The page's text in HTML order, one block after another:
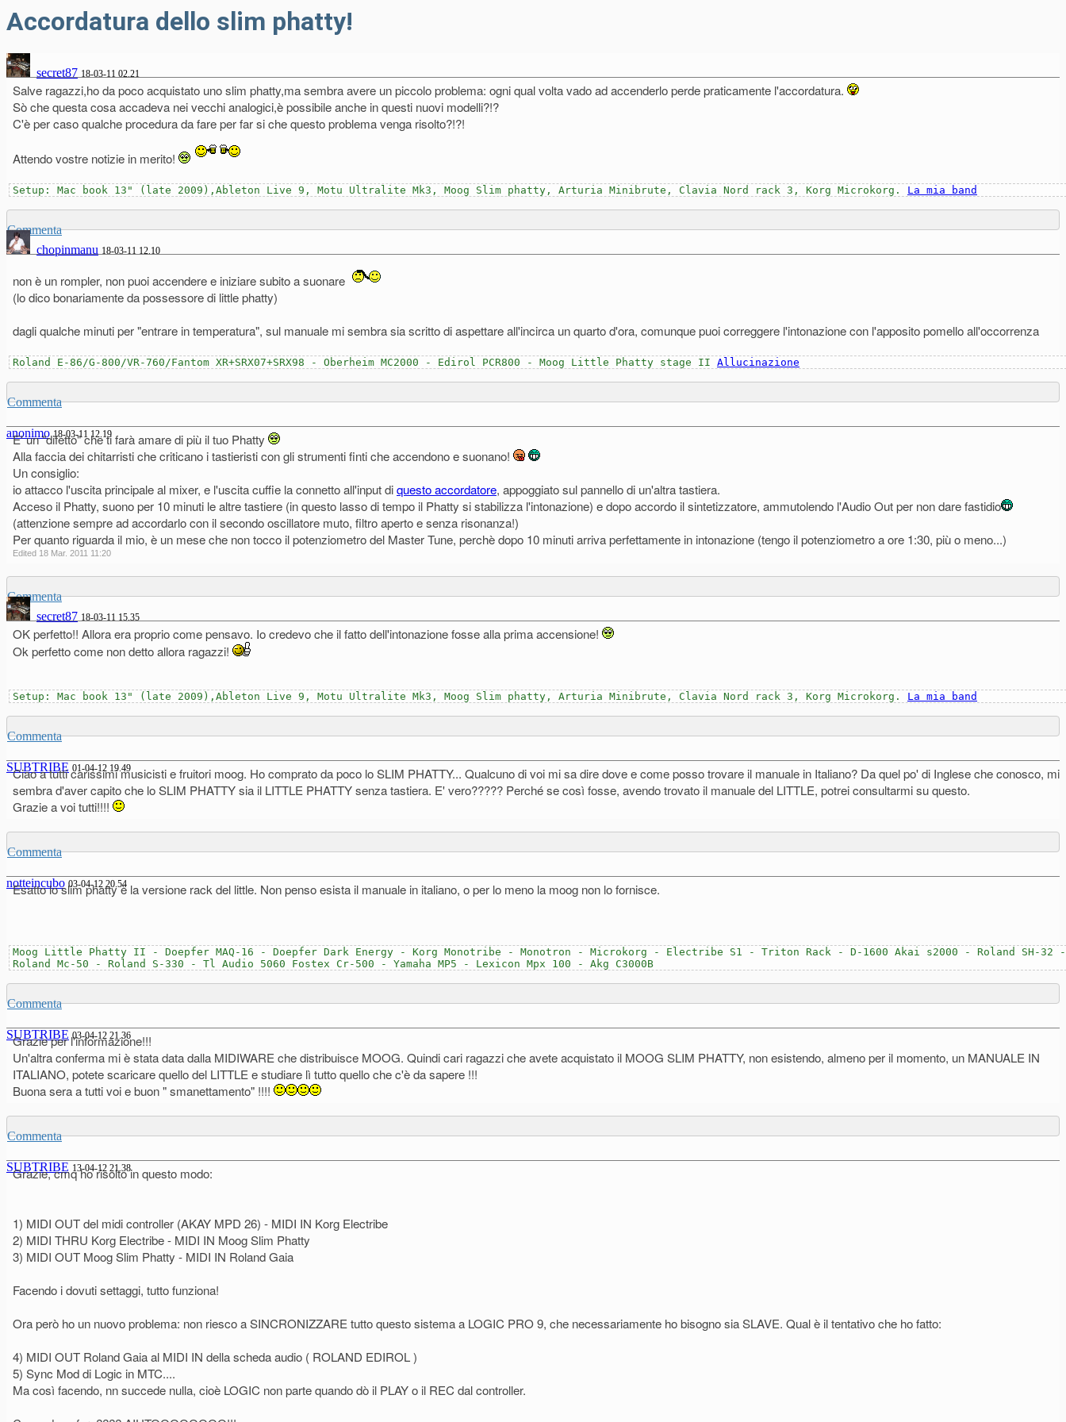
Accordatura dello slim phatty!
secret87 18-03-11 02.21
Salve ragazzi,ho da poco acquistato uno slim phatty,ma sembra avere un piccolo problema: ogni qual volta vado ad accenderlo perde praticamente l'accordatura.
Sò che questa cosa accadeva nei vecchi analogici,è possibile anche in questi nuovi modelli?!?
C'è per caso qualche procedura da fare per far si che questo problema venga risolto?!?!
Attendo vostre notizie in merito!
Setup: Mac book 13" (late 2009),Ableton Live 9, Motu Ultralite Mk3, Moog Slim phatty, Arturia Minibrute, Clavia Nord rack 3, Korg Microkorg. La mia band
Commenta
chopinmanu 18-03-11 12.10
non è un rompler, non puoi accendere e iniziare subito a suonare
(lo dico bonariamente da possessore di little phatty)
dagli qualche minuti per "entrare in temperatura", sul manuale mi sembra sia scritto di aspettare all'incirca un quarto d'ora, comunque puoi correggere l'intonazione con l'apposito pomello all'occorrenza
Roland E-86/G-800/VR-760/Fantom XR+SRX07+SRX98 - Oberheim MC2000 - Edirol PCR800 - Moog Little Phatty stage II Allucinazione
Commenta
anonimo 18-03-11 12.19
E' un "difetto" che ti farà amare di più il tuo Phatty
Alla faccia dei chitarristi che criticano i tastieristi con gli strumenti finti che accendono e suonano!
Un consiglio:
io attacco l'uscita principale al mixer, e l'uscita cuffie la connetto all'input diquesto accordatore, appoggiato sul pannello di un'altra tastiera.
Acceso il Phatty, suono per 10 minuti le altre tastiere (in questo lasso di tempo il Phatty si stabilizza l'intonazione) e dopo accordo il sintetizzatore, ammutolendo l'Audio Out per non dare fastidio
(attenzione sempre ad accordarlo con il secondo oscillatore muto, filtro aperto e senza risonanza!)
Per quanto riguarda il mio, è un mese che non tocco il potenziometro del Master Tune, perchè dopo 10 minuti arriva perfettamente in intonazione (tengo il potenziometro a ore 1:30, più o meno...)
Edited 18 Mar. 2011 11:20
Commenta
secret87 18-03-11 15.35
OK perfetto!! Allora era proprio come pensavo. Io credevo che il fatto dell'intonazione fosse alla prima accensione!
Ok perfetto come non detto allora ragazzi!
Setup: Mac book 13" (late 2009),Ableton Live 9, Motu Ultralite Mk3, Moog Slim phatty, Arturia Minibrute, Clavia Nord rack 3, Korg Microkorg. La mia band
Commenta
SUBTRIBE 01-04-12 19.49
Ciao a tutti carissimi musicisti e fruitori moog. Ho comprato da poco lo SLIM PHATTY... Qualcuno di voi mi sa dire dove e come posso trovare il manuale in Italiano? Da quel po' di Inglese che conosco, mi
sembra d'aver capito che lo SLIM PHATTY sia il LITTLE PHATTY senza tastiera. E' vero????? Perché se così fosse, avendo trovato il manuale del LITTLE, potrei consultarmi su questo.
Grazie a voi tutti!!!!
Commenta
notteincubo 03-04-12 20.54
Esatto lo slim phatty è la versione rack del little. Non penso esista il manuale in italiano, o per lo meno la moog non lo fornisce.
Moog Little Phatty II - Doepfer MAQ-16 - Doepfer Dark Energy - Korg Monotribe - Monotron - Microkorg - Electribe S1 - Triton Rack - D-1600 Akai s2000 - Roland SH-32 -
Roland Mc-50 - Roland S-330 - Tl Audio 5060 Fostex Cr-500 - Yamaha MP5 - Lexicon Mpx 100 - Akg C3000B
Commenta
SUBTRIBE 03-04-12 21.36
Grazie per l'informazione!!!
Un'altra conferma mi è stata data dalla MIDIWARE che distribuisce MOOG. Quindi cari ragazzi che avete acquistato il MOOG SLIM PHATTY, non esistendo, almeno per il momento, un MANUALE IN
ITALIANO, potete scaricare quello del LITTLE e studiare lì tutto quello che c'è da sapere !!!
Buona sera a tutti voi e buon " smanettamento" !!!!
Commenta
SUBTRIBE 13-04-12 21.38
Grazie, cmq ho risolto in questo modo:
1) MIDI OUT del midi controller (AKAY MPD 26) - MIDI IN Korg Electribe
2) MIDI THRU Korg Electribe - MIDI IN Moog Slim Phatty
3) MIDI OUT Moog Slim Phatty - MIDI IN Roland Gaia
Facendo i dovuti settaggi, tutto funziona!
Ora però ho un nuovo problema: non riesco a SINCRONIZZARE tutto questo sistema a LOGIC PRO 9, che necessariamente ho bisogno sia SLAVE. Qual è il tentativo che ho fatto:
4) MIDI OUT Roland Gaia al MIDI IN della scheda audio ( ROLAND EDIROL )
5) Sync Mod di Logic in MTC....
Ma così facendo, nn succede nulla, cioè LOGIC non parte quando dò il PLAY o il REC dal controller.